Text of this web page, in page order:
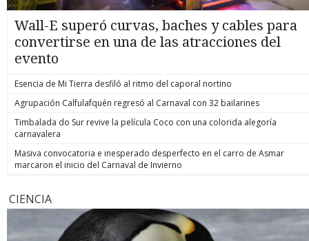
Wall-E superó curvas, baches y cables para
convertirse en una de las atracciones del
evento
Esencia de Mi Tierra desfiló al ritmo del caporal nortino
Agrupación Calfulafquén regresó al Carnaval con 32 bailarines
Timbalada do Sur revive la película Coco con una colorida alegoría
carnavalera
Masiva convocatoria e inesperado desperfecto en el carro de Asmar
marcaron el inicio del Carnaval de Invierno
CIENCIA